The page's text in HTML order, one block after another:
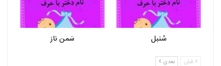
سُنبل سَمن ناز
قبلی بعدی